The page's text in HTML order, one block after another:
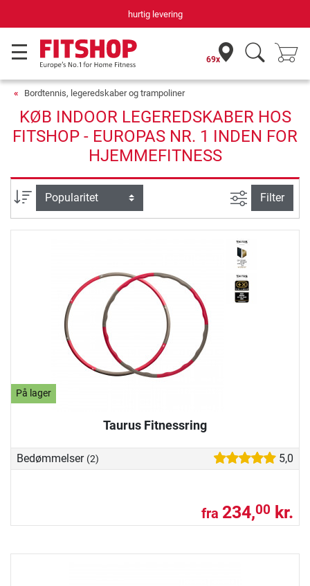
hurtig levering
69x
Bordtennis, legeredskaber og trampoliner
KØB INDOOR LEGEREDSKABER HOS
FITSHOP - EUROPAS NR. 1 INDEN FOR
HJEMMEFITNESS
sortering Avanceret
Filter
På lager
Taurus Fitnessring
Bedømmelser (2) 5,0
fra 234,00 kr.